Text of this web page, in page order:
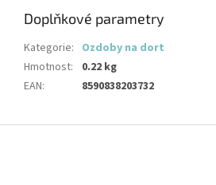
Doplňkové parametry
Kategorie: Ozdoby na dort
Hmotnost:
0.22 kg
EAN: 8590838203732